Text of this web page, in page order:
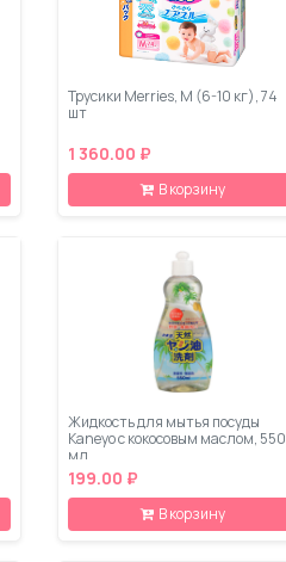
Трусики Merries, M (6-10 кг), 74
шт
1 360.00 ₽
В корзину
Жидкость для мытья посуды
Kaneyo с кокосовым маслом, 550
мл
199.00 ₽
В корзину